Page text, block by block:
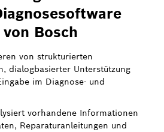
Bosch
von strukturierten
dialogbasierter Unterstützung
im Diagnose- und
vorhandene Informationen
Reparaturanleitungen und